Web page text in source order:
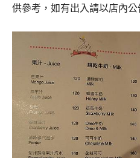
供參考，如有出入請以店內公